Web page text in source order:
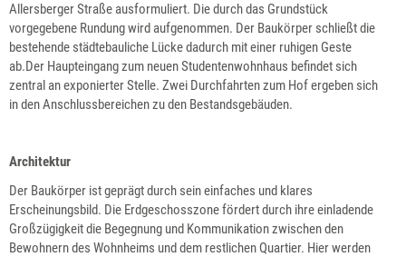
Allersberger Straße ausformuliert. Die durch das Grundstück
vorgegebene Rundung wird aufgenommen. Der Baukörper schließt die
bestehende städtebauliche Lücke dadurch mit einer ruhigen Geste
ab.Der Haupteingang zum neuen Studentenwohnhaus befindet sich
zentral an exponierter Stelle. Zwei Durchfahrten zum Hof ergeben sich
in den Anschlussbereichen zu den Bestandsgebäuden.
Architektur
Der Baukörper ist geprägt durch sein einfaches und klares
Erscheinungsbild. Die Erdgeschosszone fördert durch ihre einladende
Großzügigkeit die Begegnung und Kommunikation zwischen den
Bewohnern des Wohnheims und dem restlichen Quartier. Hier werden